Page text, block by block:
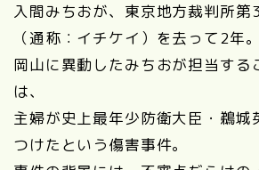
入間みちおが、東京地方裁判所第
（通称：イチケイ）を去って2年。
岡山に異動したみちおが担当する
は、
主婦が史上最年少防衛大臣・鵜城
つけたという傷害事件。